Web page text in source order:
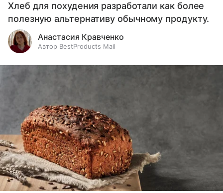
Хлеб для похудения разработали как более
полезную альтернативу обычному продукту.
Анастасия Кравченко
Автор BestProducts Mail